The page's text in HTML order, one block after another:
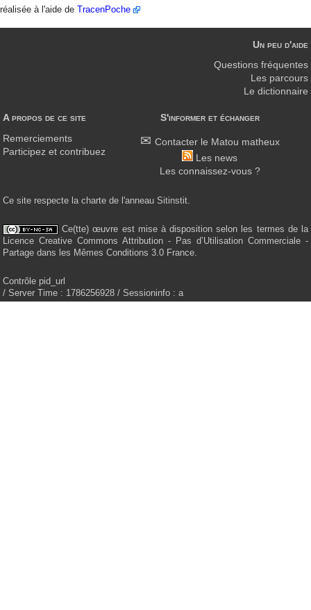
réalisée à l'aide de TracenPoche
A propos de ce site
Remerciements
Participez et contribuez
S'informer et échanger
Contacter le Matou matheux
Les news
Les connaissez-vous ?
Un peu d'aide
Questions fréquentes
Les parcours
Le dictionnaire
Ce site respecte la charte de l'anneau Sitinstit.
Ce(tte) œuvre est mise à disposition selon les termes de la
Licence Creative Commons Attribution - Pas d’Utilisation Commerciale -
Partage dans les Mêmes Conditions 3.0 France.
Contrôle pid_url
/ Server Time : 1786256928 / Sessioninfo : a